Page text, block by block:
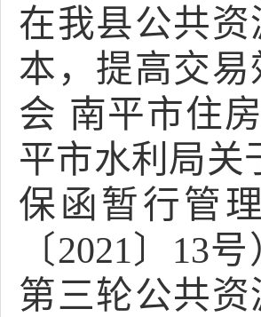
在我县公共
本，提高交
会 南平市住
平市水利局关
保函暂行管
〔2021〕13
第三轮公共